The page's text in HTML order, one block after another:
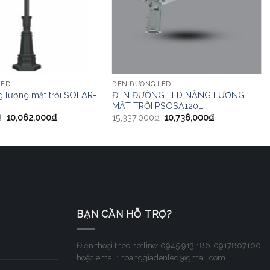
lượng mặt trời SOLAR-
10,062,000₫
ĐÈN ĐƯỜNG LED
ĐÈN ĐƯỜNG LED NĂNG LƯỢNG
MẶT TRỜI PSOSA120L
15,337,000₫ 10,736,000₫
BẠN CẦN HỖ TRỢ?
Điện thoại theo hotline: 0945.913.186-0917807100
hoặc email: hoanggiadenled@gmail.com